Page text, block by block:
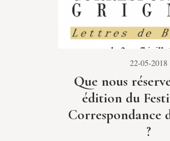
22-05-2018
Que nous
édition du
Correspondance
?